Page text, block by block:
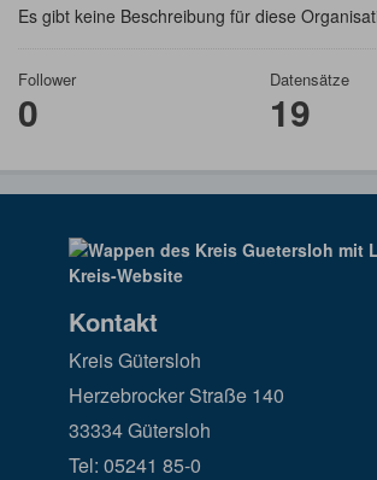
Es gibt keine Beschreibung für diese
Follower
0
Datensätze
19
Kontakt
Kreis Gütersloh
Herzebrocker Straße 140
33334 Gütersloh
Tel: 05241 85-0